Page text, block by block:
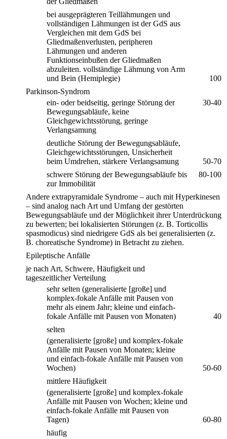
bei ausgeprägteren Teillähmungen und
vollständigen Lähmungen ist der GdS aus
Vergleichen mit dem GdS bei
Gliedmaßenverlusten, peripheren
Lähmungen und anderen
Funktionseinbußen der Gliedmaßen
abzuleiten. vollständige Lähmung von Arm
und Bein (Hemiplegie)
100
Parkinson-Syndrom
ein- oder beidseitig, geringe Störung der
Bewegungsabläufe, keine
Gleichgewichtsstörung, geringe
Verlangsamung
30-40
deutliche Störung der Bewegungsabläufe,
Gleichgewichtsstörungen, Unsicherheit
beim Umdrehen, stärkere Verlangsamung
50-70
schwere Störung der Bewegungsabläufe bis
zur Immobilität
80-100
Andere extrapyramidale Syndrome – auch mit Hyperkinesen
– sind analog nach Art und Umfang der gestörten
Bewegungsabläufe und der Möglichkeit ihrer Unterdrückung
zu bewerten; bei lokalisierten Störungen (z. B. Torticollis
spasmodicus) sind niedrigere GdS als bei generalisierten (z.
B. choreatische Syndrome) in Betracht zu ziehen.
Epileptische Anfälle
je nach Art, Schwere, Häufigkeit und
tageszeitlicher Verteilung
sehr selten (generalisierte [große] und
komplex-fokale Anfälle mit Pausen von
mehr als einem Jahr; kleine und einfach-
fokale Anfälle mit Pausen von Monaten)
40
selten
(generalisierte [große] und komplex-fokale
Anfälle mit Pausen von Monaten; kleine
und einfach-fokale Anfälle mit Pausen von
Wochen)
50-60
mittlere Häufigkeit
(generalisierte [große] und komplex-fokale
Anfälle mit Pausen von Wochen; kleine und
einfach-fokale Anfälle mit Pausen von
Tagen)
60-80
häufig